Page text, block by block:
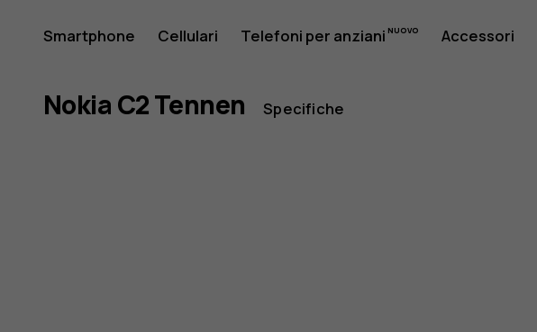
Nokia
C2
Smartphone Cellulari Telefoni per anziani Accessori
Nokia C2 Tennen Specifiche